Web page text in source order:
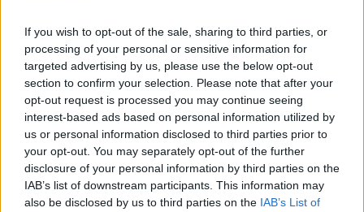
If you wish to opt-out of the sale, sharing to third parties, or
processing of your personal or sensitive information for
targeted advertising by us, please use the below opt-out
section to confirm your selection. Please note that after your
opt-out request is processed you may continue seeing
interest-based ads based on personal information utilized by
us or personal information disclosed to third parties prior to
your opt-out. You may separately opt-out of the further
disclosure of your personal information by third parties on the
IAB’s list of downstream participants. This information may
also be disclosed by us to third parties on the IAB’s List of